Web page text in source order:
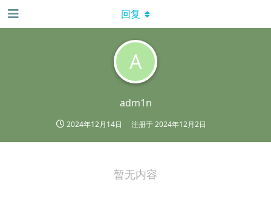
A
adm1n
2024年12月14日 注册于2024年12月2日
回复
暂无内容